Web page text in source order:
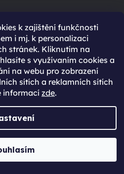
k zajištění funkčnosti
i mj. k personalizaci
stránek. Kliknutím na
s využívaním cookies a
na webu pro zobrazení
sítích a reklamních sítích
informací zde.